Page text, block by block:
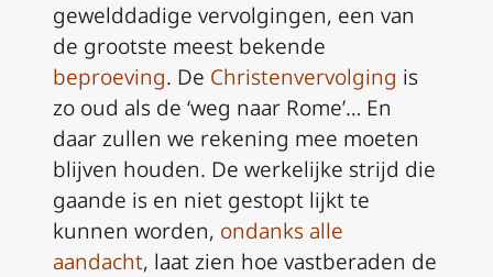
gewelddadige vervolgingen, een van
de grootste meest bekende
beproeving. De Christenvervolging is
zo oud als de ‘weg naar Rome’… En
daar zullen we rekening mee moeten
blijven houden. De werkelijke strijd die
gaande is en niet gestopt lijkt te
kunnen worden, ondanks alle
aandacht, laat zien hoe vastberaden de